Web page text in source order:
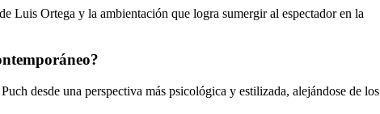
Luis Ortega y la ambientación que logra sumergir al espectador en la
desde una perspectiva más psicológica y estilizada, alejándose de los